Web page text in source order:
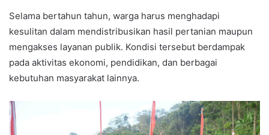
Selama bertahun tahun, warga harus menghadapi
kesulitan dalam mendistribusikan hasil pertanian maupun
mengakses layanan publik. Kondisi tersebut berdampak
pada aktivitas ekonomi, pendidikan, dan berbagai
kebutuhan masyarakat lainnya.